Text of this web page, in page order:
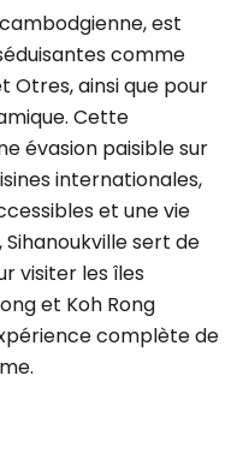
est
comme
Otres, ainsi que pour
Cette
évasion paisible sur
internationales,
et une vie
sert de
visiter les îles
et Koh Rong
complète de